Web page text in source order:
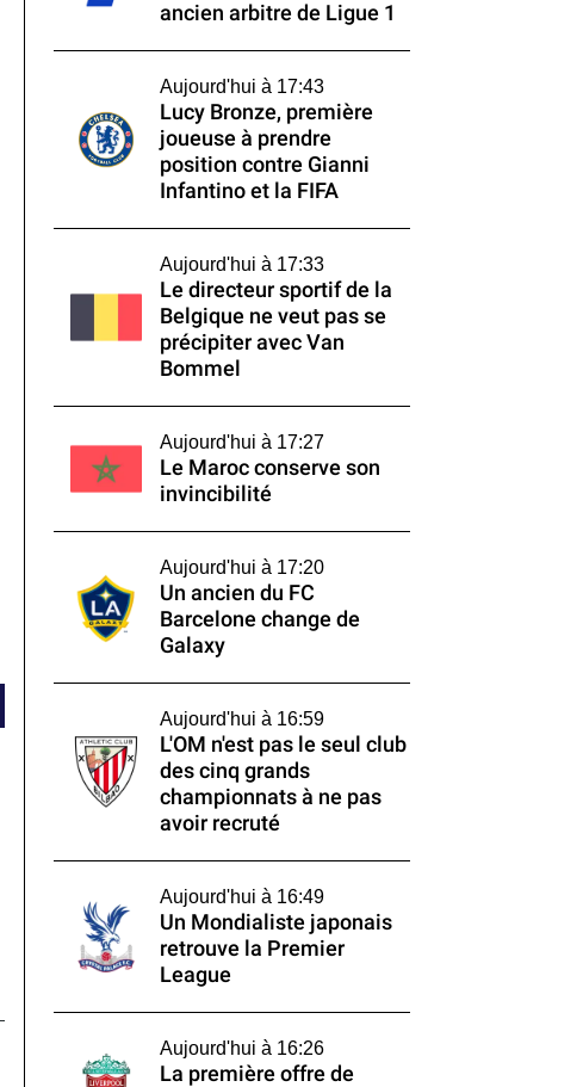
ancien arbitre de Ligue 1
Aujourd'hui à 17:43
Lucy Bronze, première
joueuse à prendre
position contre Gianni
Infantino et la FIFA
Aujourd'hui à 17:33
Le directeur sportif de la
Belgique ne veut pas se
précipiter avec Van
Bommel
Aujourd'hui à 17:27
Le Maroc conserve son
invincibilité
Aujourd'hui à 17:20
Un ancien du FC
Barcelone change de
Galaxy
Aujourd'hui à 16:59
L'OM n'est pas le seul club
des cinq grands
championnats à ne pas
avoir recruté
Aujourd'hui à 16:49
Un Mondialiste japonais
retrouve la Premier
League
Aujourd'hui à 16:26
La première offre de